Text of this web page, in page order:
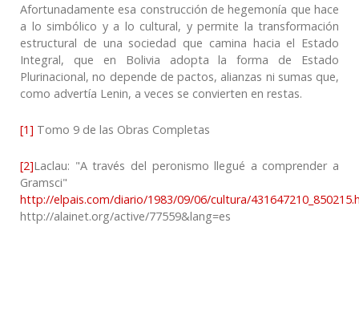
Afortunadamente esa construcción de hegemonía que hace
a lo simbólico y a lo cultural, y permite la transformación
estructural de una sociedad que camina hacia el Estado
Integral, que en Bolivia adopta la forma de Estado
Plurinacional, no depende de pactos, alianzas ni sumas que,
como advertía Lenin, a veces se convierten en restas.
[1] Tomo 9 de las Obras Completas
[2]Laclau: "A través del peronismo llegué a comprender a
Gramsci"
http://elpais.com/diario/1983/09/06/cultura/
http://alainet.org/active/77559&lang=es